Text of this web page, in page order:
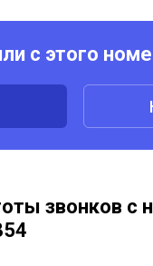
с этого
звонков с